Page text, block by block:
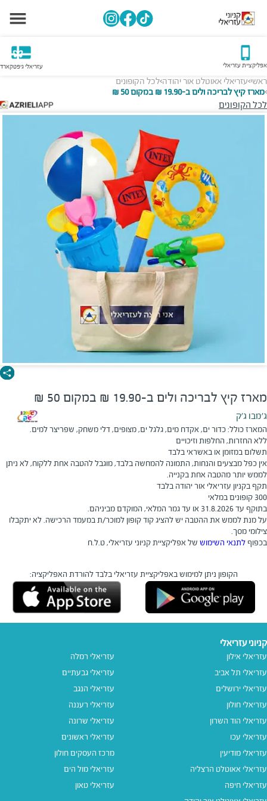
אפליקציית עזריאלי עזריאלי גיפטקארד
ראשי>עזריאלי אאוטלט אור יהודה>לכל הקופונים
>מארז קיץ לבריכה ולים ב-19.90 ₪ במקום 50 ₪
לכל הקופונים
מארז קיץ לבריכה ולים ב-19.90 ₪ במקום 50 ₪
ג'מבו ג'ק
המארז כולל: כדור ים, אקדח מים, גלגל ים, מצופים, דלי משחק, שפריצר למים.
ללא החזרות, החלפות וזיכויים
תשלום במזומן או באשראי בלבד
אין כפל מבצעים והנחות, התמונה להמחשה בלבד, מוגבל להטבה אחת ללקוח, לא ניתן
לממש יותר מהטבה אחת בקנייה.
תקף בקניון עזריאלי אור יהודה בלבד
300 קופונים במלאי
בתוקף עד 31.8.2026 או עד גמר המלאי, המוקדם מביניהם.
על מנת לממש את ההטבה יש להציג קוד קופון למוכר/ת במעמד הרכישה. לא יתקבלו
צילומי מסך.
בכפוף לתנאי השימוש של אפליקציית קניוני עזריאלי, ט.ל.ח
הקופון ניתן למימוש באפליקציית עזריאלי בלבד להורדת האפליקציה:
קניוני עזריאלי
עזריאלי אילון
עזריאלי תל אביב
עזריאלי ירושלים
עזריאלי חולון
עזריאלי הוד השרון
עזריאלי עכו
עזריאלי מודיעין
עזריאלי אאוטלט הרצליה
עזריאלי חיפה
עזריאלי רמלה
עזריאלי גבעתיים
עזריאלי הנגב
עזריאלי רעננה
עזריאלי שרונה
עזריאלי ראשונים
מרכז העסקים חולון
עזריאלי מול הים
עזריאלי טאון